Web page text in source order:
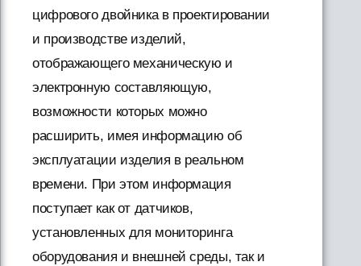
цифрового двойника в проектировании
и производстве изделий,
отображающего механическую и
электронную составляющую,
возможности которых можно
расширить, имея информацию об
эксплуатации изделия в реальном
времени. При этом информация
поступает как от датчиков,
установленных для мониторинга
оборудования и внешней среды, так и